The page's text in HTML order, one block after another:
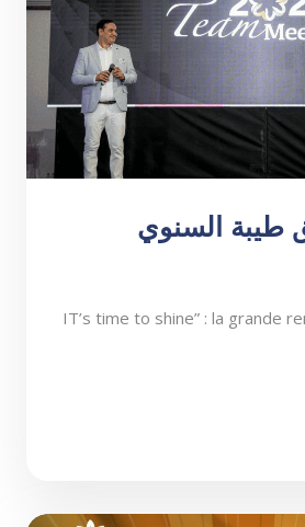
طيبة السنوي
“IT’s time to shine” : la grande